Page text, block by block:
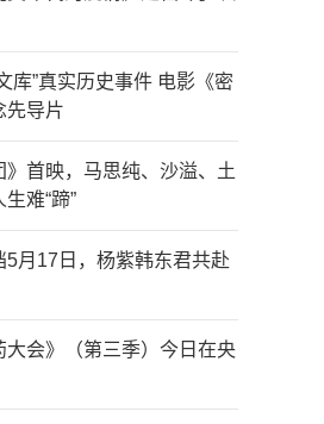
库”真实历史事件 电影《密
先导片
》首映，马思纯、沙溢、土
难“蹄”
5月17日，杨紫韩东君共赴
大会》（第三季）今日在央